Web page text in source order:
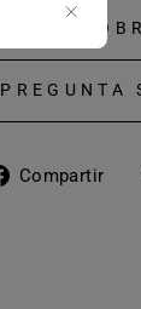
MÁS
PREGUNTA
Compartir